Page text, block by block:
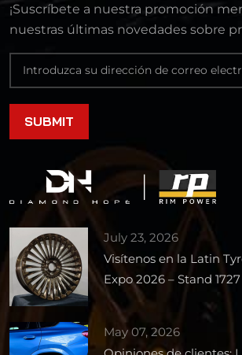
¡Suscríbete a nuestra promoción
nuestras últimas novedades sobre
July 23, 2026
Visítenos en la Latin
Expo 2026 – Stand 1727
May 07, 2026